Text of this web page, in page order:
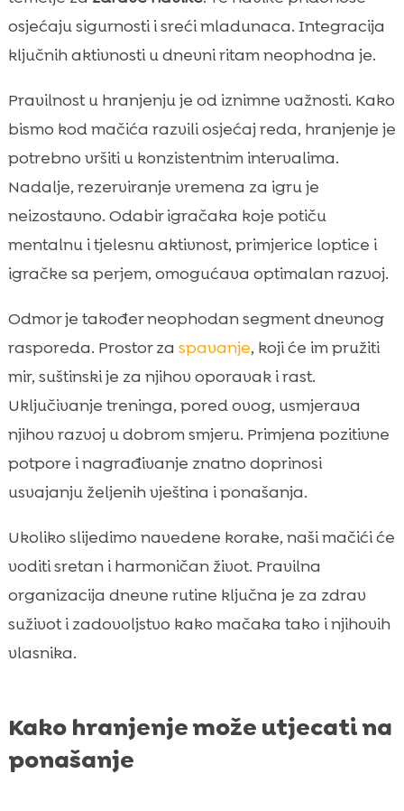
osjećaju sigurnosti i sreći mladunaca. Integracija
ključnih aktivnosti u dnevni ritam neophodna je.
Pravilnost u hranjenju je od iznimne važnosti. Kako
bismo kod mačića razvili osjećaj reda, hranjenje je
potrebno vršiti u konzistentnim intervalima.
Nadalje, rezerviranje vremena za igru je
neizostavno. Odabir igračaka koje potiču
mentalnu i tjelesnu aktivnost, primjerice loptice i
igračke sa perjem, omogućava optimalan razvoj.
Odmor je također neophodan segment dnevnog
rasporeda. Prostor za spavanje, koji će im pružiti
mir, suštinski je za njihov oporavak i rast.
Uključivanje treninga, pored ovog, usmjerava
njihov razvoj u dobrom smjeru. Primjena pozitivne
potpore i nagrađivanje znatno doprinosi
usvajanju željenih vještina i ponašanja.
Ukoliko slijedimo navedene korake, naši mačići će
voditi sretan i harmoničan život. Pravilna
organizacija dnevne rutine ključna je za zdrav
suživot i zadovoljstvo kako mačaka tako i njihovih
vlasnika.
Kako hranjenje može utjecati na
ponašanje